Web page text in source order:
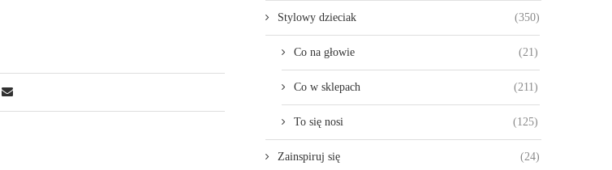
Stylowy dzieciak (350)
Co na głowie (21)
Co w sklepach (211)
To się nosi (125)
Zainspiruj się (24)